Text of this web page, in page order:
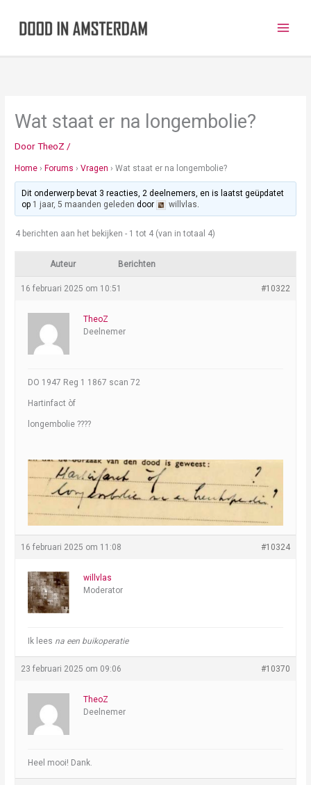
Wat staat er na longembolie?
DoorTheoZ /
Home › Forums › Vragen › Wat staat er na longembolie?
Dit onderwerp bevat 3 reacties, 2 deelnemers, en is laatst geüpdatet
op 1 jaar, 5 maanden geleden door willvlas.
4 berichten aan het bekijken - 1 tot 4 (van in totaal 4)
Auteur Berichten
16 februari 2025 om 10:51 #10322
TheoZ
Deelnemer
DO 1947 Reg 1 1867 scan 72
Hartinfact òf
longembolie ????
16 februari 2025 om 11:08 #10324
willvlas
Moderator
Ik lees na een buikoperatie
23 februari 2025 om 09:06 #10370
TheoZ
Deelnemer
Heel mooi! Dank.